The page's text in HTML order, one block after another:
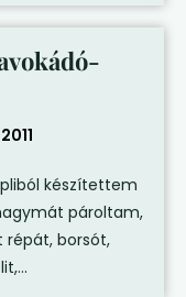
készítettem
pároltam,
borsót,